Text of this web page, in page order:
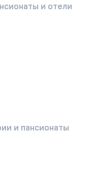
и отели
и пансионаты